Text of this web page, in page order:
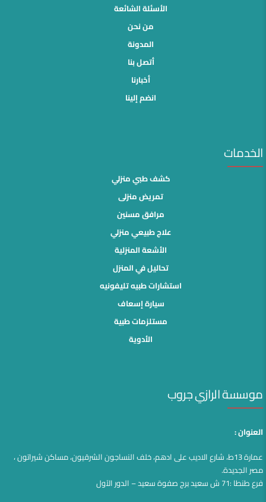
الأسئلة الشائعة
من نحن
المدونة
أتصل بنا
أخبارنا
انضم إلينا
الخدمات
كشف طبي منزلي
تمريض منزلى
مرافق مسنين
علاج طبيعي منزلي
الأشعة المنزلية
تحاليل في المنزل
استشارات طبيه تليفونيه
سيارة إسعاف
مستلزمات طبية
الأدوية
موسسة الرازي جروب
العنوان :
عمارة 13ط، شارع الاديب على ادهم، خلف النساجون الشرقيون، مساكن شيراتون ،
مصر الجديدة.
فرع طنطا :71 ش سعيد برج صفوة سعيد – الدور الآول